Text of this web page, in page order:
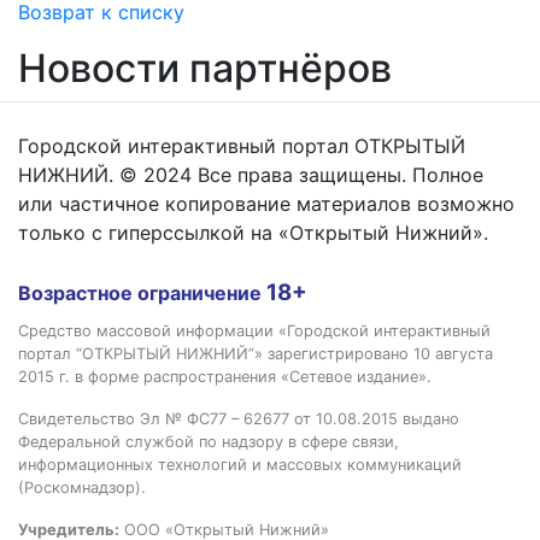
Возврат к списку
Новости партнёров
Городской интерактивный портал ОТКРЫТЫЙ
НИЖНИЙ. © 2024 Все права защищены. Полное
или частичное копирование материалов возможно
только с гиперссылкой на «Открытый Нижний».
Возрастное ограничение 18+
Средство массовой информации «Городской интерактивный
портал “ОТКРЫТЫЙ НИЖНИЙ”» зарегистрировано 10 августа
2015 г. в форме распространения «Сетевое издание».
Свидетельство Эл № ФС77 – 62677 от 10.08.2015 выдано
Федеральной службой по надзору в сфере связи,
информационных технологий и массовых коммуникаций
(Роскомнадзор).
Учредитель: ООО «Открытый Нижний»